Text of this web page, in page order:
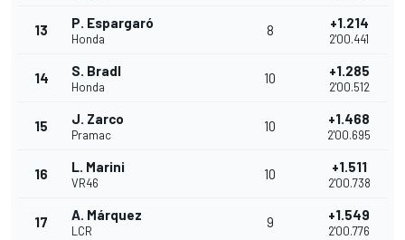
13 P. Espargaró
Honda
8 +1.214
2'00.441
14 S. Bradl
Honda
10 +1.285
2'00.512
15 J. Zarco
Pramac
10 +1.468
2'00.695
16 L. Marini
VR46
10 +1.511
2'00.738
17 A. Márquez
LCR
9 +1.549
2'00.776